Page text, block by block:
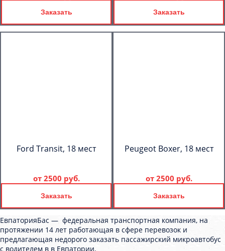
Заказать Заказать
Ford Transit, 18 мест
от 2500 руб.
Заказать
Peugeot Boxer, 18 мест
от 2500 руб.
Заказать
ЕвпаторияБас — федеральная транспортная компания, на
протяжении 14 лет работающая в сфере перевозок и
предлагающая недорого заказать пассажирский микроавтобус
с водителем в в Евпатории.